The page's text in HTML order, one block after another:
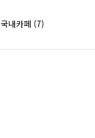
국내카페 (7)